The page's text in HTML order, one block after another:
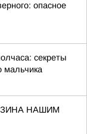
опасное
секреты
мальчика
НАШИМ